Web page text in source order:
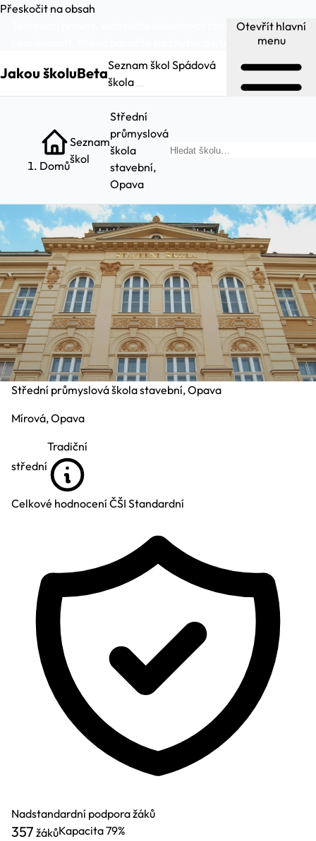
Přeskočit na obsah
Testovací provoz, web může obsahovat chyby a
dejte nám vědět.
Jakou školuBetaSeznam škol Spádová
škola
Otevřít hlavní
menu
Domů
Seznam
škol
Střední
průmyslová
škola
stavební,
Opava
Střední průmyslová škola stavební, Opava
Mírová, Opava
střední
Tradiční
Celkové hodnocení ČŠI Standardní
Nadstandardní podpora žáků
357 žákůKapacita79%